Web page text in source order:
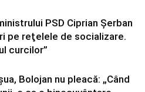
PSD Ciprian Şerban
pe reţelele de socializare.
curcilor”
Bolojan nu pleacă: „Când